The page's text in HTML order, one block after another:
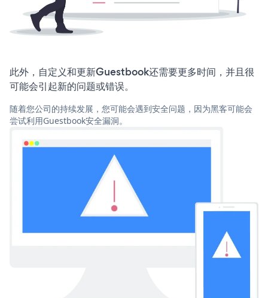
此外，自定义和更新Guestbook还需要更多时间，并且很
可能会引起新的问题或错误。
随着您公司的持续发展，您可能会遇到安全问题，因为黑客可能会
尝试利用Guestbook安全漏洞。